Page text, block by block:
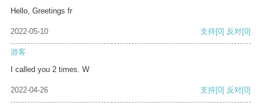
Hello, Greetings fr
2022-05-10 支持[0] 反对[0]
游客
I called you 2 times. W
2022-04-26 支持[0] 反对[0]